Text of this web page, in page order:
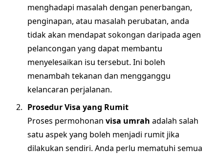
menghadapi masalah dengan penerbangan,
penginapan, atau masalah perubatan, anda
tidak akan mendapat sokongan daripada agen
pelancongan yang dapat membantu
menyelesaikan isu tersebut. Ini boleh
menambah tekanan dan mengganggu
kelancaran perjalanan.
Prosedur Visa yang Rumit
Proses permohonan visa umrah adalah salah
satu aspek yang boleh menjadi rumit jika
dilakukan sendiri. Anda perlu mematuhi semua